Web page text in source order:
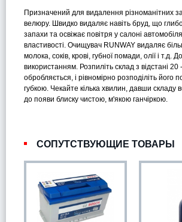
Призначений для видалення різноманітних
велюру. Швидко видаляє навіть бруд, що
запахи та освіжає повітря у салоні
властивості. Очищувач RUNWAY видаляє
молока, соків, крові, губної помади, олії і т.д.
використанням. Розпиліть склад з відстані
обробляється, і рівномірно розподіліть його
губкою. Чекайте кілька хвилин, давши складу
до появи блиску чистою, м'якою ганчіркою.
СОПУТСТВУЮЩИЕ ТОВАРЫ